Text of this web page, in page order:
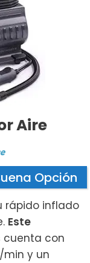
Aire
Opción
rápido inflado
Este
cuenta con
y un